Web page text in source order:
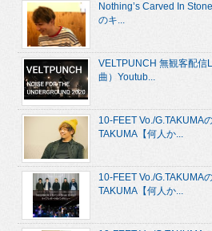
Nothing’s Carved In
のキ...
VELTPUNCH 無観客配信
曲）Youtub...
10-FEET Vo./G.TAKUMA
TAKUMA【何人か...
10-FEET Vo./G.TAKUMA
TAKUMA【何人か...